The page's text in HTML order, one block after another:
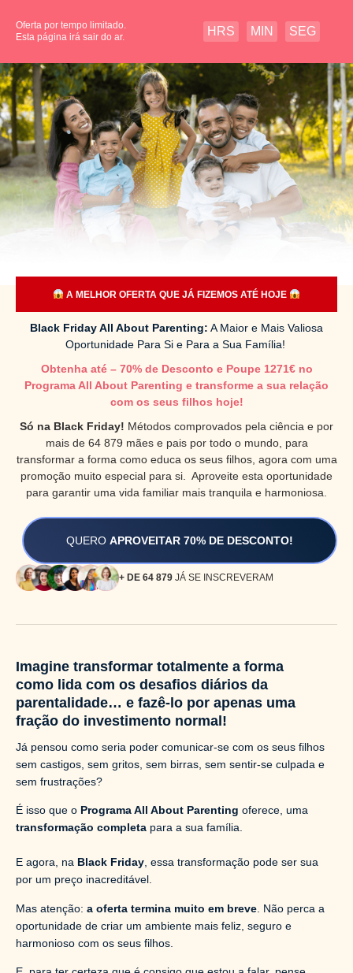
Oferta por tempo limitado.
Esta página irá sair do ar.
HRS MIN SEG
A MELHOR OFERTA QUE JÁ FIZEMOS ATÉ HOJE
Black Friday All About Parenting: A Maior e Mais Valiosa
Oportunidade Para Si e Para a Sua Família!
Obtenha até – 70% de Desconto e Poupe 1271€ no
Programa All About Parenting e transforme a sua relação
com os seus filhos hoje!
Só na Black Friday! Métodos comprovados pela ciência e por
mais de 64 879 mães e pais por todo o mundo, para
transformar a forma como educa os seus filhos, agora com uma
promoção muito especial para si. Aproveite esta oportunidade
para garantir uma vida familiar mais tranquila e harmoniosa.
QUERO APROVEITAR 70% DE DESCONTO!
+ DE 64 879 JÁ SE INSCREVERAM
Imagine transformar totalmente a forma
como lida com os desafios diários da
parentalidade… e fazê-lo por apenas uma
fração do investimento normal!
Já pensou como seria poder comunicar-se com os seus filhos
sem castigos, sem gritos, sem birras, sem sentir-se culpada e
sem frustrações?
É isso que o Programa All About Parenting oferece, uma
transformação completa para a sua família.
E agora, na Black Friday, essa transformação pode ser sua
por um preço inacreditável.
Mas atenção: a oferta termina muito em breve . Não perca a
oportunidade de criar um ambiente mais feliz, seguro e
harmonioso com os seus filhos.